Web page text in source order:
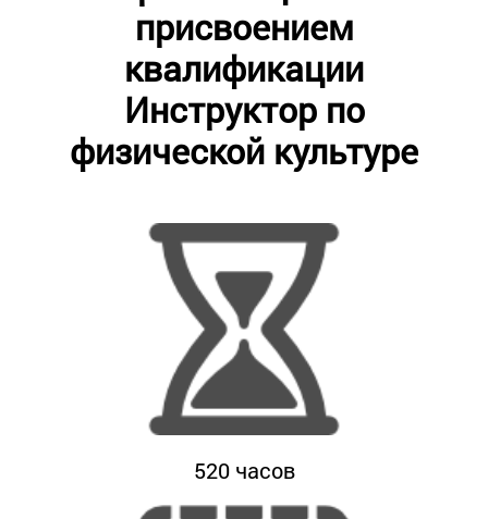
присвоением
квалификации
Инструктор по
физической культуре
520 часов